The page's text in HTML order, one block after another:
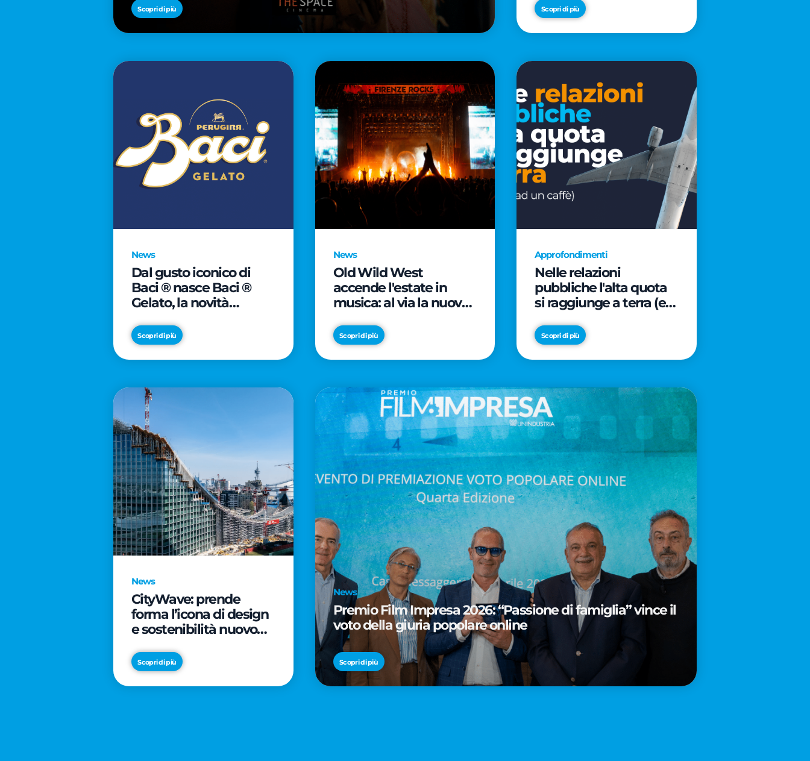
Scopri di più Scopri di più
News
Dal gusto iconico di
Baci ® nasce Baci ®
Gelato, la novità
Scopri di più
News
Old Wild West
accende l'estate in
musica: al via la nuova
e le prestigiose
partnership con Radio
Italia e Live Nation
Scopri di più
Approfondimenti
Nelle relazioni
pubbliche l'alta quota
si raggiunge a terra (e
Scopri di più
News
CityWave: prende
forma l’icona di design
e sostenibilità nuovo
Scopri di più
News
Premio Film Impresa 2026: “Passione di famiglia” vince il
voto della giuria popolare online
Scopri di più